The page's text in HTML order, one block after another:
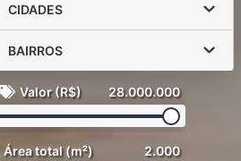
CIDADES
BAIRROS
Valor (R$) 28.000.000
Área total (m²) 2.000